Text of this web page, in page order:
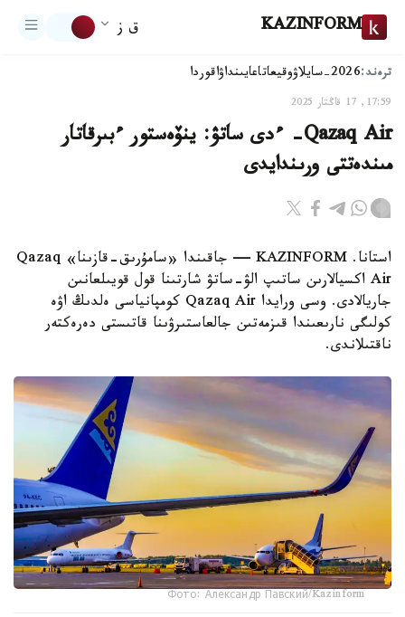
KAZINFORM ق ز
ترەند:2026-سايلاۋ وقيعاتاعايىنداۋاقوردا
17:59, 17 قاڭتار 2025
Qazaq Air- ءدى ساتۋ: ينۆەستور ءبىرقاتار
مىندەتتى ورىندايدى
استانا. KAZINFORM — جاقىندا «سامۇرىق-قازىنا» Qazaq
Air اكسيالارىن ساتىپ الۋ-ساتۋ شارتىنا قول قويىلعانىن
جاريالادى. وسى ورايدا Qazaq Air كومپانياسى ەلدىڭ اۋە
كولىگى نارىعىندا قىزمەتىن جالعاستىرۋىنا قاتىستى دەرەكتەر
ناقتىلاندى.
Фото: Александр Павский/Kazinform